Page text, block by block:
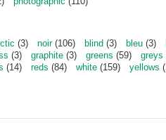
(3) noir(106) blind (3) bleu (3)
(3) graphite (3) greens (59) greys
(14) reds (84) white (159) yellows